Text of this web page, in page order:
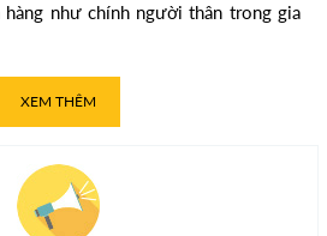
hàng như chính người thân trong gia
XEM THÊM